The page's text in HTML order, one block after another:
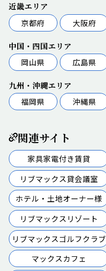
近畿エリア
京都府
大阪府
中国・四国エリア
岡山県
広島県
九州・沖縄エリア
福岡県
沖縄県
関連サイト
家具家電付き賃貸
リブマックス貸会議室
ホテル・土地オーナー様
リブマックスリゾート
リブマックスゴルフクラブ
マックスカフェ